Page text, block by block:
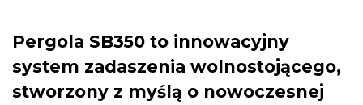
Pergola SB350 to innowacyjny
system zadaszenia wolnostojącego,
stworzony z myślą o nowoczesnej